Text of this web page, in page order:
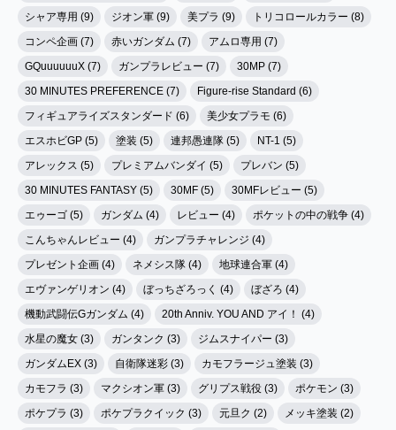
シャア専用 (9)
ジオン軍 (9) 美プラ (9)
トリコロールカラー (8)
コンペ企画 (7)
赤いガンダム (7)
アムロ専用 (7)
GQuuuuuuX (7)
ガンプラレビュー (7)
30MP (7)
30 MINUTES PREFERENCE (7)
Figure-rise Standard (6)
フィギュアライズスタンダード (6)
美少女プラモ (6)
エスホビGP (5)
塗装 (5) 連邦愚連隊 (5)
NT-1 (5)
アレックス (5)
プレミアムバンダイ (5)
プレバン (5)
30 MINUTES FANTASY (5)
30MF (5)
30MFレビュー (5)
エゥーゴ (5)
ガンダム (4) レビュー (4)
ポケットの中の戦争 (4)
こんちゃんレビュー (4)
ガンプラチャレンジ (4)
プレゼント企画 (4)
ネメシス隊 (4)
地球連合軍 (4)
エヴァンゲリオン (4)
ぼっちざろっく (4)
ぼざろ (4)
機動武闘伝Gガンダム (4)
20th Anniv. YOU AND アイ！ (4)
水星の魔女 (3)
ガンタンク (3)
ジムスナイパー (3)
ガンダムEX (3)
自衛隊迷彩 (3)
カモフラージュ塗装 (3)
カモフラ (3)
マクシオン軍 (3) グリプス戦役 (3)
ポケモン (3)
ポケプラ (3)
ポケプラクイック (3) 元旦ク (2)
メッキ塗装 (2)